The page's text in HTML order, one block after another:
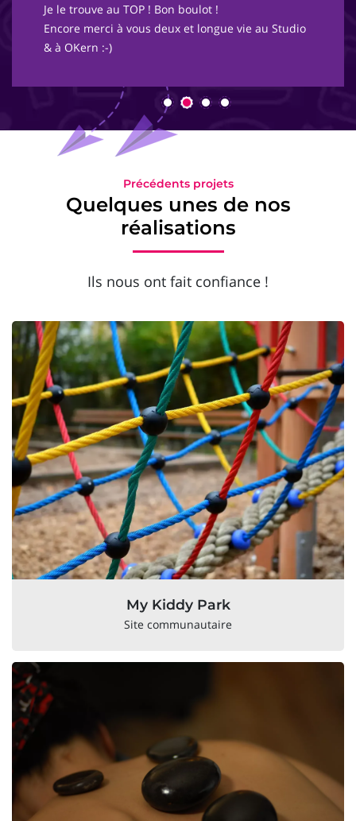
Je le trouve au TOP ! Bon boulot !
Encore merci à vous deux et longue vie au Studio
& à OKern :-)
Précédents projets
Quelques unes de nos
réalisations
Ils nous ont fait confiance !
My Kiddy Park
Site communautaire